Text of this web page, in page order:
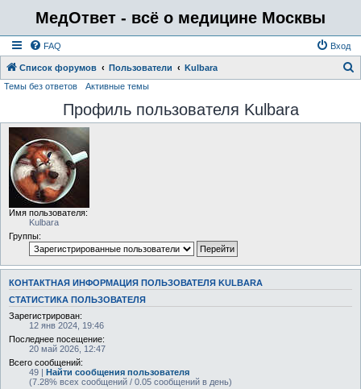
МедОтвет - всё о медицине Москвы
FAQ Вход
Список форумов Пользователи Kulbara
с
Темы без ответов Активные темы
Профиль пользователя Kulbara
Имя пользователя:
Kulbara
Группы:
КОНТАКТНАЯ ИНФОРМАЦИЯ ПОЛЬЗОВАТЕЛЯ KULBARA
СТАТИСТИКА ПОЛЬЗОВАТЕЛЯ
Зарегистрирован:
12 янв 2024, 19:46
Последнее посещение:
20 май 2026, 12:47
Всего сообщений:
49 | Найти сообщения пользователя
(7.28% всех сообщений / 0.05 сообщений в день)